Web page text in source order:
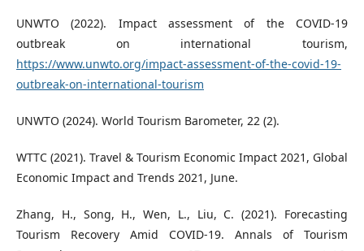
UNWTO (2022). Impact assessment of the COVID-19
outbreak on international tourism,
https://www.unwto.org/impact-assessment-of-the-covid-19-
outbreak-on-international-tourism
UNWTO (2024). World Tourism Barometer, 22 (2).
WTTC (2021). Travel & Tourism Economic Impact 2021, Global
Economic Impact and Trends 2021, June.
Zhang, H., Song, H., Wen, L., Liu, C. (2021). Forecasting
Tourism Recovery Amid COVID-19. Annals of Tourism